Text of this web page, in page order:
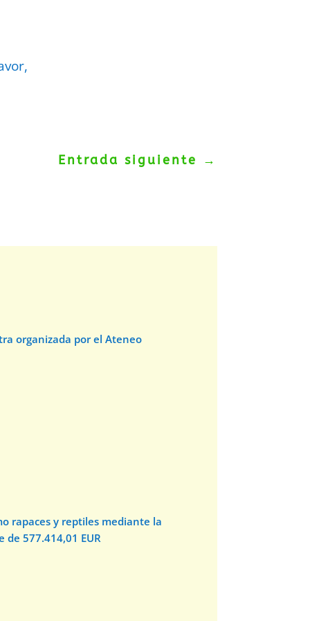
Entrada siguiente →
organizada por el Ateneo
rapaces y reptiles mediante la
577.414,01 EUR